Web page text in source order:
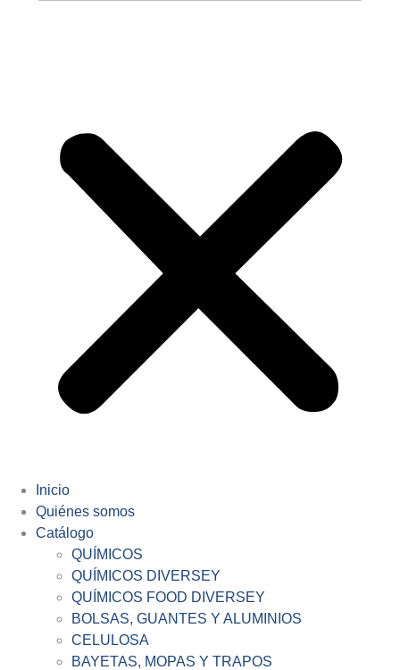
Inicio
Quiénes somos
Catálogo
QUÍMICOS
QUÍMICOS DIVERSEY
QUÍMICOS FOOD DIVERSEY
BOLSAS, GUANTES Y ALUMINIOS
CELULOSA
BAYETAS, MOPAS Y TRAPOS